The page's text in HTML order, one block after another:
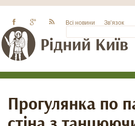
Всі новини Зв’язок
Прогулянка по